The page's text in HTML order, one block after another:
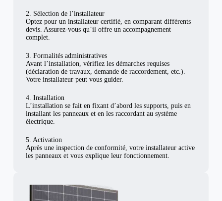
2. Sélection de l’installateur
Optez pour un installateur certifié, en comparant différents
devis. Assurez-vous qu’il offre un accompagnement
complet.
3. Formalités administratives
Avant l’installation, vérifiez les démarches requises
(déclaration de travaux, demande de raccordement, etc.).
Votre installateur peut vous guider.
4. Installation
L’installation se fait en fixant d’abord les supports, puis en
installant les panneaux et en les raccordant au système
électrique.
5. Activation
Après une inspection de conformité, votre installateur active
les panneaux et vous explique leur fonctionnement.